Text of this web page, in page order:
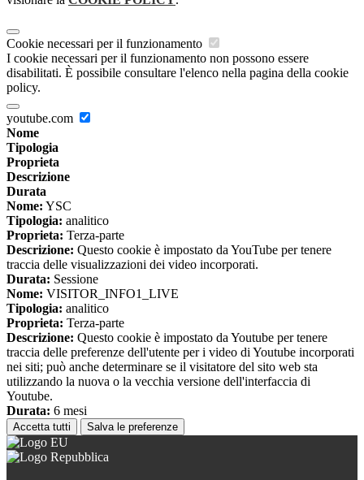
Cookie necessari per il funzionamento
I cookie necessari per il funzionamento non possono essere
disabilitati. È possibile consultare l'elenco nella pagina della cookie
policy.
youtube.com
Nome
Tipologia
Proprieta
Descrizione
Durata
Nome: YSC
Tipologia: analitico
Proprieta: Terza-parte
Descrizione: Questo cookie è impostato da YouTube per tenere
traccia delle visualizzazioni dei video incorporati.
Durata: Sessione
Nome: VISITOR_INFO1_LIVE
Tipologia: analitico
Proprieta: Terza-parte
Descrizione: Questo cookie è impostato da Youtube per tenere
traccia delle preferenze dell'utente per i video di Youtube incorporati
nei siti; può anche determinare se il visitatore del sito web sta
utilizzando la nuova o la vecchia versione dell'interfaccia di
Youtube.
Durata: 6 mesi
Accetta tutti Salva le preferenze